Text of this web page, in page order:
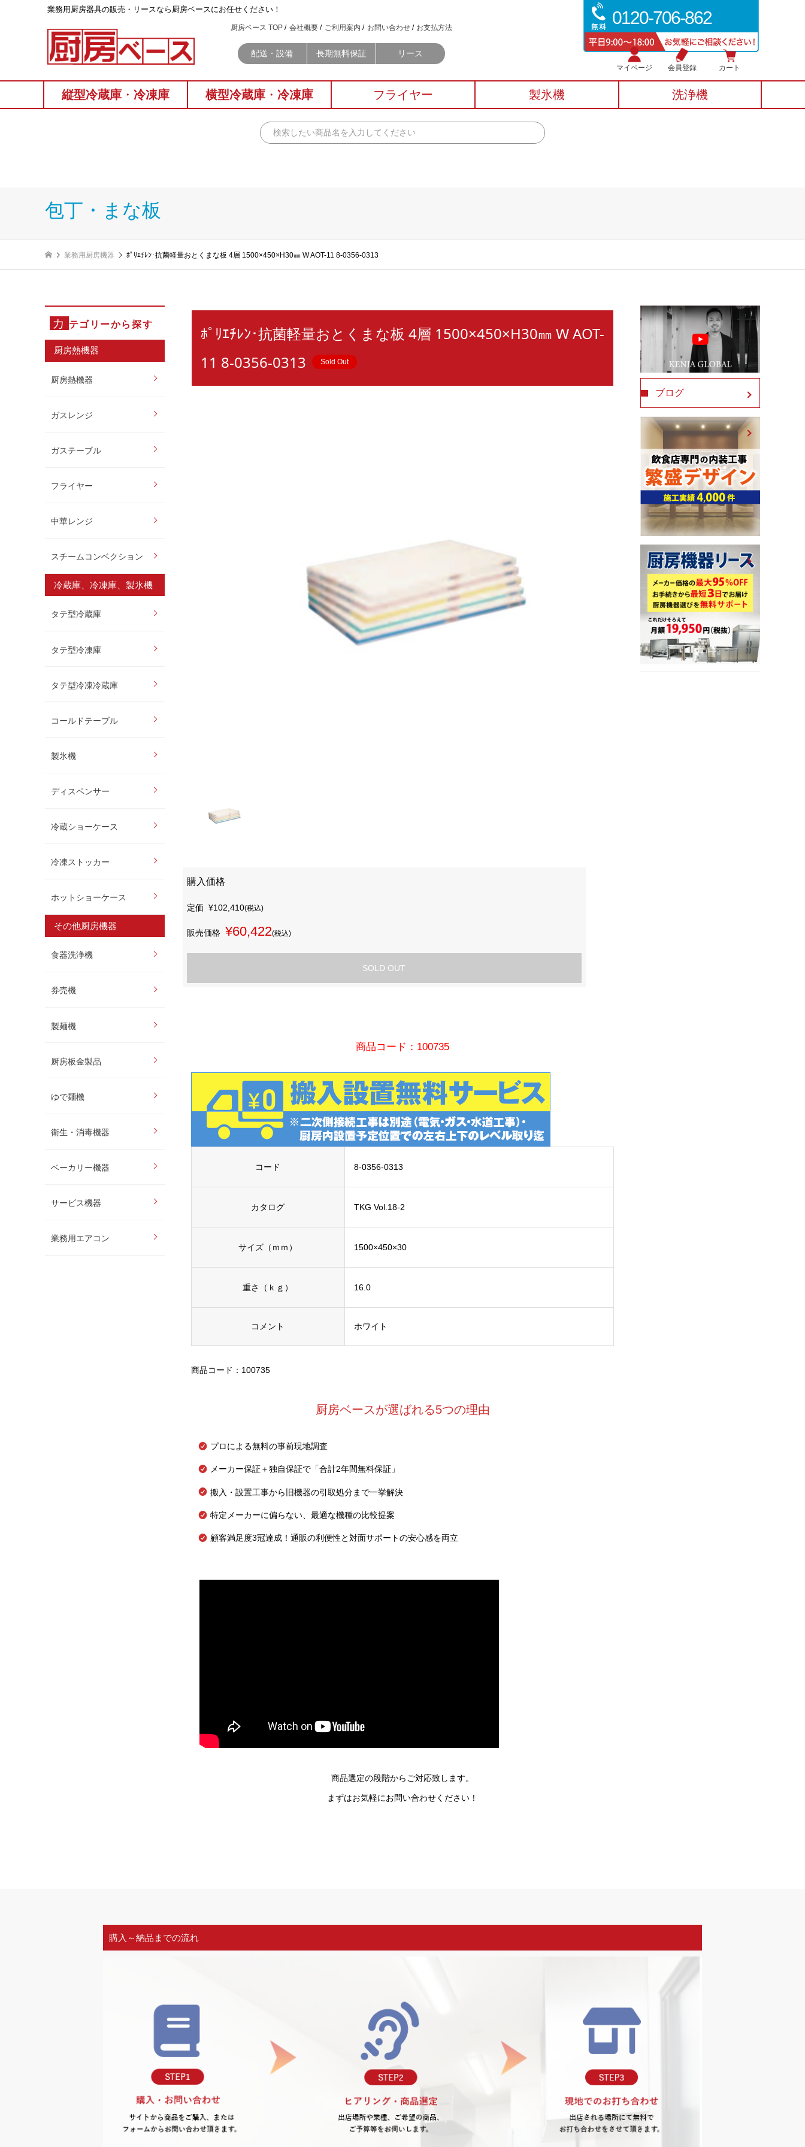
0120-706-862
業務⽤厨房器具の販売・リースなら厨房ベースにお任せください！
厨房ベース TOP 会社概要 ご利用案内 お問い合わせ お支払方法
配送・設備 長期無料保証 リース
マイページ 会員登録 カート
縦型冷蔵庫 ・ 冷凍庫 横型冷蔵庫 ・ 冷凍庫 フライヤー 製氷機 洗浄機
包丁・まな板
業務用厨房機器 ﾎﾟﾘｴﾁﾚﾝ･抗菌軽量おとくまな板 4層 1500×450×H30㎜ W AOT-11 8-0356-0313
カ テゴリーから探す
厨房熱機器
厨房熱機器
ガスレンジ
ガステーブル
フライヤー
中華レンジ
スチームコンベクション
冷蔵庫、冷凍庫、製氷機
タテ型冷蔵庫
タテ型冷凍庫
タテ型冷凍冷蔵庫
コールドテーブル
製氷機
ディスペンサー
冷蔵ショーケース
冷凍ストッカー
ホットショーケース
その他厨房機器
食器洗浄機
券売機
製麺機
厨房板金製品
ゆで麺機
衛生・消毒機器
ベーカリー機器
サービス機器
業務用エアコン
ﾎﾟﾘｴﾁﾚﾝ･抗菌軽量おとくまな板 4層 1500×450×H30㎜ W AOT-
11 8-0356-0313
Sold Out
購入価格
定価 ¥102,410(税込)
販売価格 ¥60,422(税込)
SOLD OUT
商品コード：100735
コード 8-0356-0313
カタログ TKG Vol.18-2
サイズ（ｍｍ） 1500×450×30
重さ（ｋｇ） 16.0
コメント ホワイト
商品コード：100735
厨房ベースが選ばれる5つの理由
プロによる無料の事前現地調査
メーカー保証＋独自保証で「合計2年間無料保証」
搬入・設置工事から旧機器の引取処分まで一挙解決
特定メーカーに偏らない、最適な機種の比較提案
顧客満足度3冠達成！通販の利便性と対面サポートの安心感を両立
商品選定の段階からご対応致します。
まずはお気軽にお問い合わせください！
ブログ
購入～納品までの流れ